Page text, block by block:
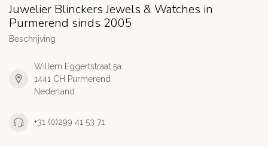
Juwelier Blinckers Jewels & Watches in
Purmerend sinds 2005
Beschrijving
Willem Eggertstraat 5a
1441 CH Purmerend
Nederland
+31 (0)299 41 53 71